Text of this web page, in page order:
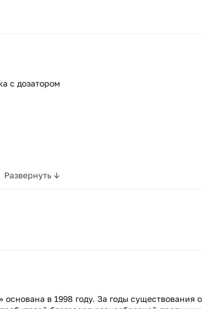
Развернуть ↓
с дозатором
основана в 1998 году. За годы